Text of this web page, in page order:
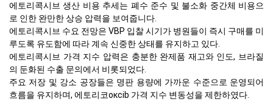
에토리콕시브 생산 비용 추세는 폐수 준수 및 불소화 중간체 비용으
로 인한 완만한 상승 압력을 보여줍니다.
에토리콕시브 수요 전망은 VBP 입찰 시기가 병원들이 즉시 구매를 미
루도록 유도함에 따라 계속 신중한 상태를 유지하고 있다.
에토리콕시브 가격 지수 압력은 충분한 완제품 재고와 인도, 브라질
의 둔화된 수출 문의에서 비롯되었다.
주요 저장 및 강소 공장들은 명판 용량에 가까운 수준으로 운영되어
흐름을 유지하며, 에토리코оксib 가격 지수 변동성을 제한하였다.